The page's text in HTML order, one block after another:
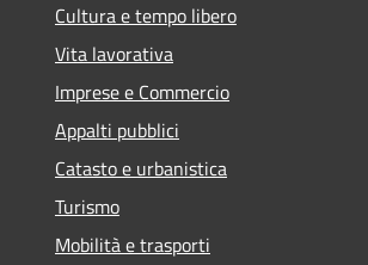
Cultura e tempo libero
Vita lavorativa
Imprese e Commercio
Appalti pubblici
Catasto e urbanistica
Turismo
Mobilità e trasporti